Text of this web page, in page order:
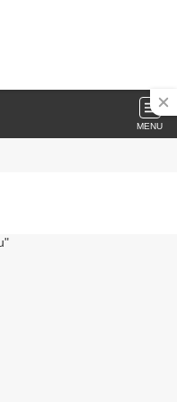
MENU